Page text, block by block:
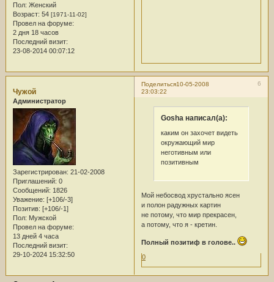
Пол: Женский
Возраст: 54 [1971-11-02]
Провел на форуме:
2 дня 18 часов
Последний визит:
23-08-2014 00:07:12
Поделиться 6
10-05-2008
23:03:22
Чужой
Администратор
Зарегистрирован: 21-02-2008
Приглашений: 0
Сообщений: 1826
Уважение: [+106/-3]
Позитив: [+106/-1]
Пол: Мужской
Провел на форуме:
13 дней 4 часа
Последний визит:
29-10-2024 15:32:50
Gosha написал(а):
каким он захочет видеть
окружающий мир
неготивным или
позитивным
Мой небосвод хрустально ясен
и полон радужных картин
не потому, что мир прекрасен,
а потому, что я - кретин.
Полный позитиф в голове..
0